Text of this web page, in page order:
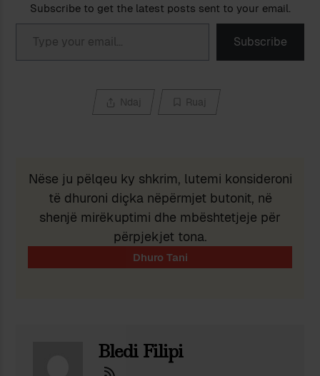
Subscribe to get the latest posts sent to your email.
Type your email…
Subscribe
Ndaj Ruaj
Nëse ju pëlqeu ky shkrim, lutemi konsideroni
të dhuroni diçka nëpërmjet butonit, në
shenjë mirëkuptimi dhe mbështetjeje për
përpjekjet tona.
Bledi Filipi